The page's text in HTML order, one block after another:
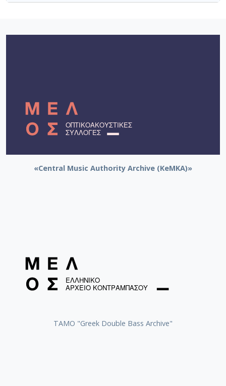
«Central Music Authority Archive (KeMKA)»
ΤΑΜΟ "Greek Double Bass Archive"